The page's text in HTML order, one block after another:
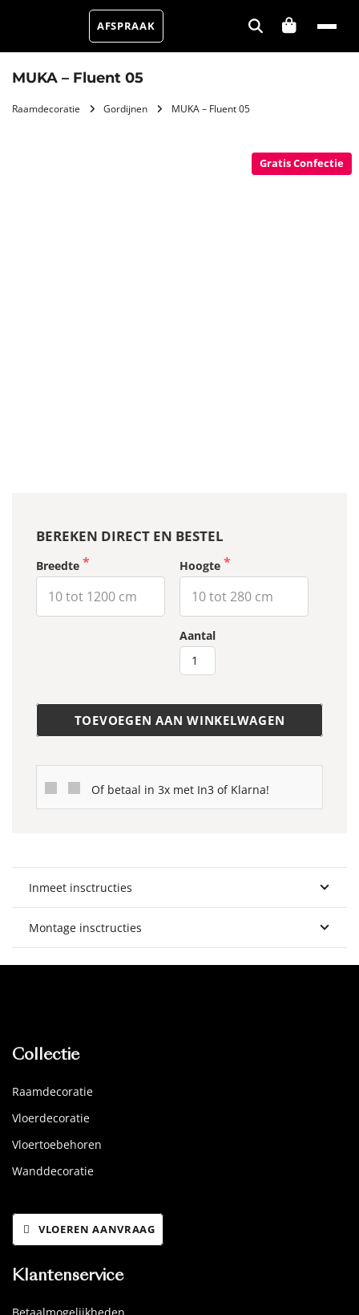
AFSPRAAK
MUKA – Fluent 05
Raamdecoratie Gordijnen MUKA – Fluent 05
Gratis Confectie
BEREKEN DIRECT EN BESTEL
Breedte Hoogte
Aantal
aantal
TOEVOEGEN AAN WINKELWAGEN
Of betaal in 3x met In3 of Klarna!
Inmeet insctructies
Montage insctructies
Collectie
Raamdecoratie
Vloerdecoratie
Vloertoebehoren
Wanddecoratie
VLOEREN AANVRAAG
Klantenservice